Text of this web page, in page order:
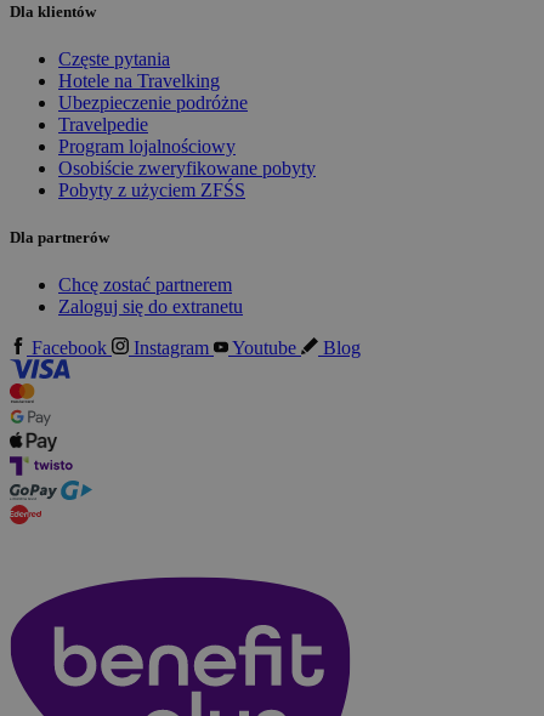
Dla klientów
Częste pytania
Hotele na Travelking
Ubezpieczenie podróżne
Travelpedie
Program lojalnościowy
Osobiście zweryfikowane pobyty
Pobyty z użyciem ZFŚS
Dla partnerów
Chcę zostać partnerem
Zaloguj się do extranetu
Facebook
Instagram Youtube Blog